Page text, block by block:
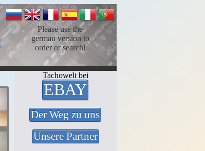
Please use the
german version to
order or search!
Tachowelt bei
EBAY
Der Weg zu uns
Unsere Partner